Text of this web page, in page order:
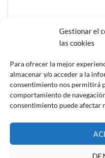
Gestionar el
las cookies
Para ofrecer la mejor
almacenar y/o acceder a la
consentimiento nos permitirá
comportamiento de
consentimiento puede afectar
He leído y acepto la